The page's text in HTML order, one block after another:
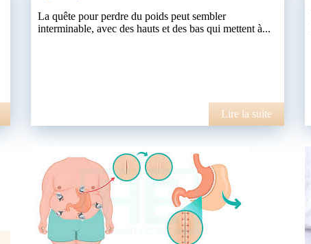
La quête pour perdre du poids peut sembler
interminable, avec des hauts et des bas qui mettent à...
Lire la suite